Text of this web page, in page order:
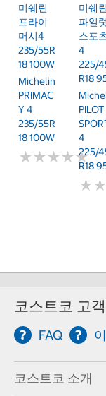
미쉐린
프라이
머시4
235/55R
18 100W
Michelin
PRIMAC
Y 4
235/55R
18 100W
★★★★★
★★★★★
미쉐린
파일럿
스포
4
225/
R18
PILOT
4
225/
R18
★★
★★
코스트코 고
FAQ
코스트코 소개